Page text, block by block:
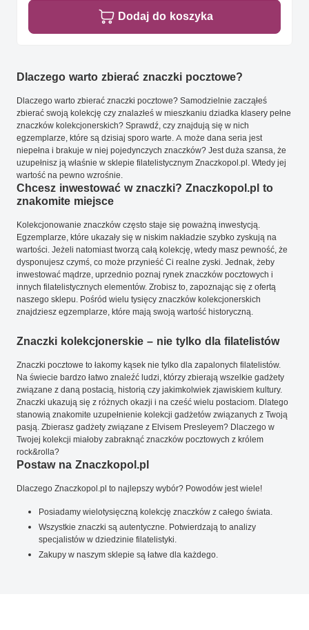
Dodaj do koszyka
Dlaczego warto zbierać znaczki pocztowe?
Dlaczego warto zbierać znaczki pocztowe? Samodzielnie zacząłeś
zbierać swoją kolekcję czy znalazłeś w mieszkaniu dziadka klasery pełne
znaczków kolekcjonerskich? Sprawdź, czy znajdują się w nich
egzemplarze, które są dzisiaj sporo warte. A może dana seria jest
niepełna i brakuje w niej pojedynczych znaczków? Jest duża szansa, że
uzupełnisz ją właśnie w sklepie filatelistycznym Znaczkopol.pl. Wtedy jej
wartość na pewno wzrośnie.
Chcesz inwestować w znaczki? Znaczkopol.pl to
znakomite miejsce
Kolekcjonowanie znaczków często staje się poważną inwestycją.
Egzemplarze, które ukazały się w niskim nakładzie szybko zyskują na
wartości. Jeżeli natomiast tworzą całą kolekcję, wtedy masz pewność, że
dysponujesz czymś, co może przynieść Ci realne zyski. Jednak, żeby
inwestować mądrze, uprzednio poznaj rynek znaczków pocztowych i
innych filatelistycznych elementów. Zrobisz to, zapoznając się z ofertą
naszego sklepu. Pośród wielu tysięcy znaczków kolekcjonerskich
znajdziesz egzemplarze, które mają swoją wartość historyczną.
Znaczki kolekcjonerskie – nie tylko dla filatelistów
Znaczki pocztowe to łakomy kąsek nie tylko dla zapalonych filatelistów.
Na świecie bardzo łatwo znaleźć ludzi, którzy zbierają wszelkie gadżety
związane z daną postacią, historią czy jakimkolwiek zjawiskiem kultury.
Znaczki ukazują się z różnych okazji i na cześć wielu postaciom. Dlatego
stanowią znakomite uzupełnienie kolekcji gadżetów związanych z Twoją
pasją. Zbierasz gadżety związane z Elvisem Presleyem? Dlaczego w
Twojej kolekcji miałoby zabraknąć znaczków pocztowych z królem
rock&rolla?
Postaw na Znaczkopol.pl
Dlaczego Znaczkopol.pl to najlepszy wybór? Powodów jest wiele!
Posiadamy wielotysięczną kolekcję znaczków z całego świata.
Wszystkie znaczki są autentyczne. Potwierdzają to analizy
specjalistów w dziedzinie filatelistyki.
Zakupy w naszym sklepie są łatwe dla każdego.